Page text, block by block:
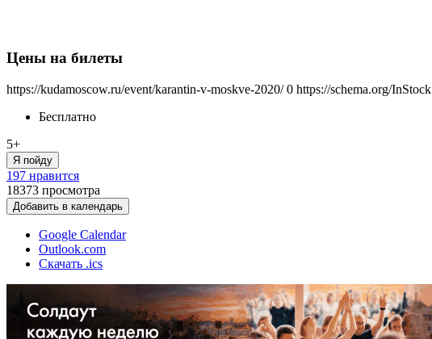
Цены на билеты
https://kudamoscow.ru/event/karantin-v-moskve-2020/ 0 https://schema.org/InStock
Бесплатно
5+
Я пойду
197 нравится
18373 просмотра
Добавить в календарь
Google Calendar
Outlook.com
Скачать .ics